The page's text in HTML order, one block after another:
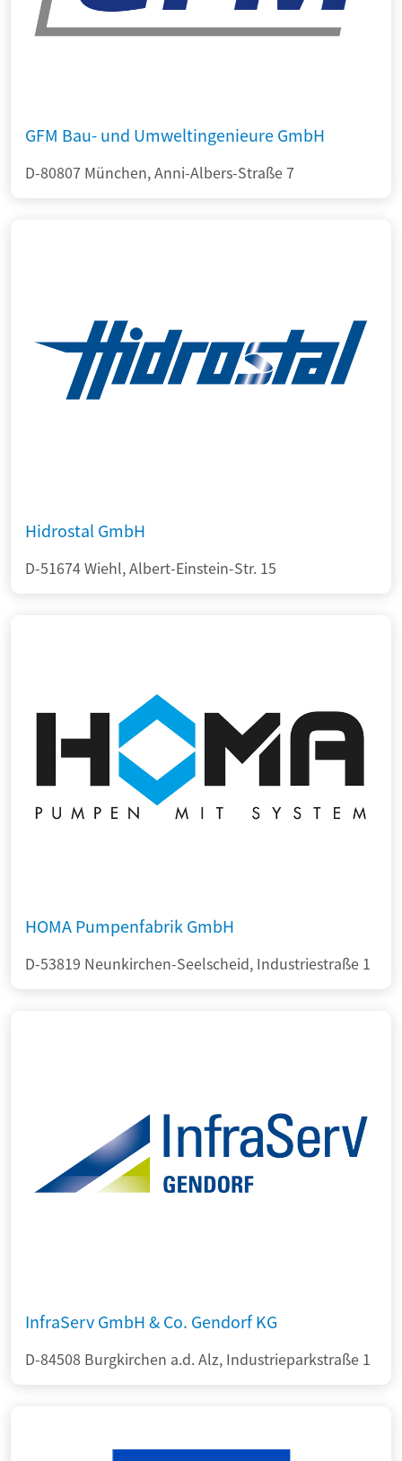
GFM Bau- und Umweltingenieure GmbH
D-80807 München, Anni-Albers-Straße 7
Hidrostal GmbH
D-51674 Wiehl, Albert-Einstein-Str. 15
HOMA Pumpenfabrik GmbH
D-53819 Neunkirchen-Seelscheid, Industriestraße 1
InfraServ GmbH & Co. Gendorf KG
D-84508 Burgkirchen a.d. Alz, Industrieparkstraße 1